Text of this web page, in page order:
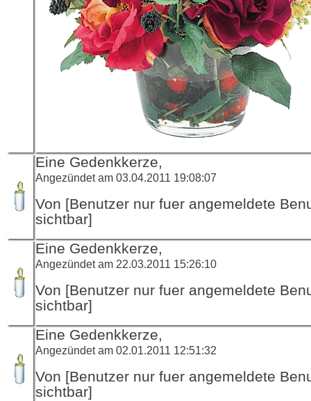
Eine Gedenkkerze,
Angezündet am 03.04.2011 19:08:07
Von [Benutzer nur fuer angemeldete
sichtbar]
Eine Gedenkkerze,
Angezündet am 22.03.2011 15:26:10
Von [Benutzer nur fuer angemeldete
sichtbar]
Eine Gedenkkerze,
Angezündet am 02.01.2011 12:51:32
Von [Benutzer nur fuer angemeldete
sichtbar]